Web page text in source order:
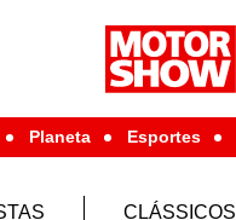
Planeta Esportes
CLÁSSICOS